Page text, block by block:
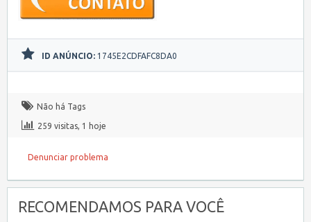
ID ANÚNCIO: 1745E2CDFAFC8DA0
Não há Tags
259 visitas, 1 hoje
Denunciar problema
RECOMENDAMOS PARA VOCÊ